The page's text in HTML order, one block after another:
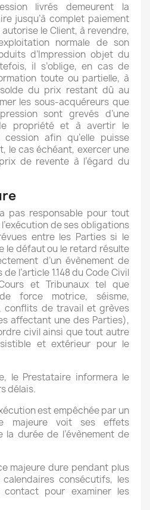
livrés demeurent la
jusqu’à complet paiement
le Client, à revendre,
normale de son
d’Impression objet du
il s’oblige, en cas de
toute ou partielle, à
du prix restant dû au
les sous-acquéreurs que
sont grevés d’une
propriété et à avertir le
afin qu’elle puisse
le cas échéant, exercer une
de revente à l’égard du
pas responsable pour tout
de ses obligations
entre les Parties si le
le défaut ou le retard résulte
d’un évènement de
l’article 1.148 du Code Civil
et Tribunaux tel que
de force motrice, séisme,
conflits de travail et grèves
affectant une des Parties),
civil ainsi que tout autre
et extérieur pour le
le Prestataire informera le
délais.
est empêchée par un
majeure voit ses effets
durée de l’évènement de
majeure dure pendant plus
consécutifs, les
pour examiner les